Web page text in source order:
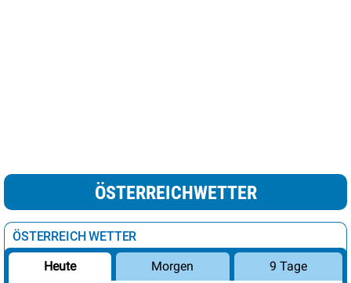
ÖSTERREICHWETTER
ÖSTERREICH WETTER
Heute Morgen 9 Tage